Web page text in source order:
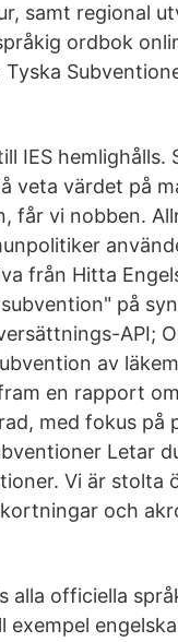
samt regional
ordbok
Tyska
IES hemlighålls.
veta värdet på
får vi nobben.
från Hitta
på
API;
av
en rapport
med fokus på
Letar
Vi är stolta
och
alla officiella